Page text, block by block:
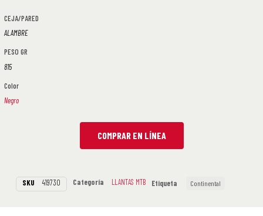
CEJA/PARED
ALAMBRE
PESO GR
815
Color
Negro
COMPRAR EN LÍNEA
SKU 419730 Categoría LLANTAS MTB Etiqueta Continental